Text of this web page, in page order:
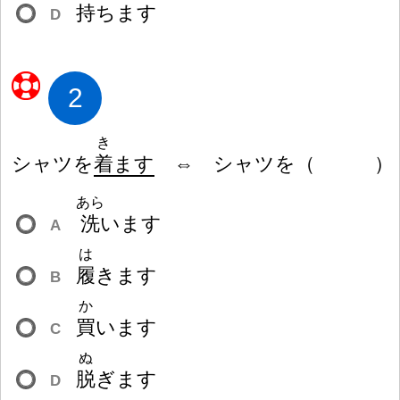
D 持ちます
2
シャツを着
き
ます ⇔ シャツを （ ）
A 洗
あら
います
B 履
は
きます
C 買
か
います
D 脱
ぬ
ぎます